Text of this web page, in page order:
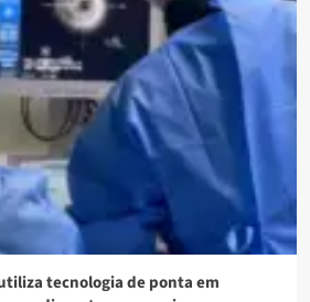
tecnologia de ponta em